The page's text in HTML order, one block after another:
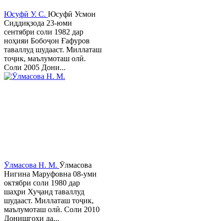
Юсуфӣ У. C. Юсуфӣ Усмон
Сиддиқзода 23-юми
сентябри соли 1982 дар
ноҳияи Бобоҷон Ғафуров
таваллуд шудааст. Миллаташ
тоҷик, маълумоташ олӣ.
Соли 2005 Дони...
Ӯлмасова Н. М. Ӯлмасова
Нигина Маруфовна 08-уми
октябри соли 1980 дар
шаҳри Хуҷанд таваллуд
шудааст. Миллаташ тоҷик,
маълумоташ олӣ. Соли 2010
Донишгоҳи да...